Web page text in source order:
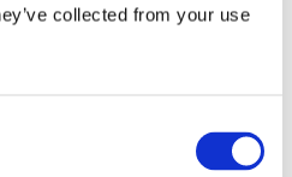
collected from your use